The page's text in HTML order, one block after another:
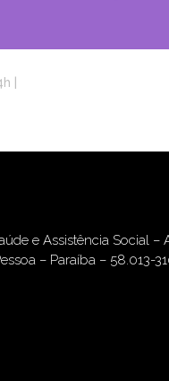
e Assistência Social –
– Paraíba – 58.013-